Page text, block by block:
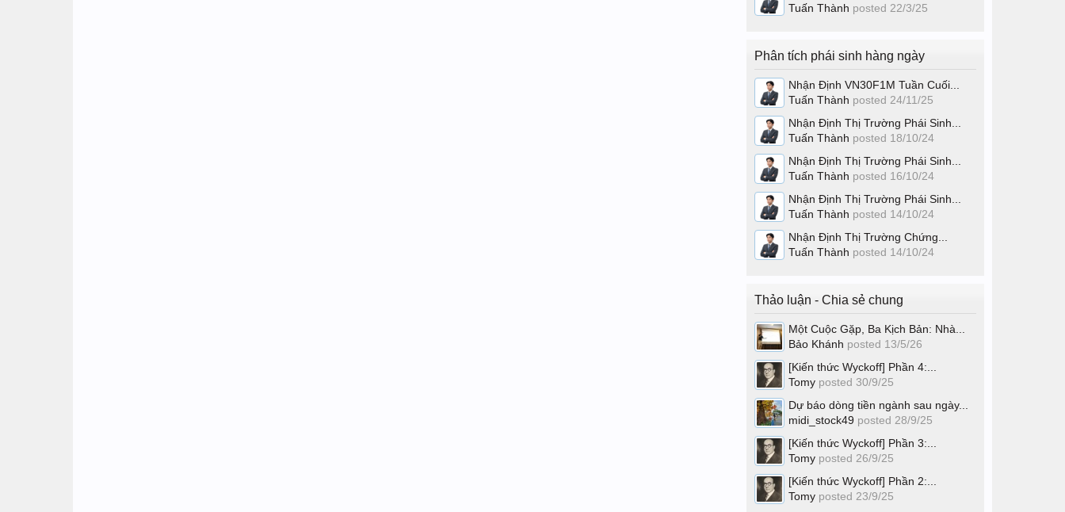
Tuấn Thành posted 22/3/25
Phân tích phái sinh hàng ngày
Nhận Định VN30F1M Tuần Cuối...
Tuấn Thành posted 24/11/25
Nhận Định Thị Trường Phái Sinh...
Tuấn Thành posted 18/10/24
Nhận Định Thị Trường Phái Sinh...
Tuấn Thành posted 16/10/24
Nhận Định Thị Trường Phái Sinh...
Tuấn Thành posted 14/10/24
Nhận Định Thị Trường Chứng...
Tuấn Thành posted 14/10/24
Thảo luận - Chia sẻ chung
Một Cuộc Gặp, Ba Kịch Bản: Nhà...
Bảo Khánh posted 13/5/26
[Kiến thức Wyckoff] Phần 4:...
Tomy posted 30/9/25
Dự báo dòng tiền ngành sau ngày...
midi_stock49 posted 28/9/25
[Kiến thức Wyckoff] Phần 3:...
Tomy posted 26/9/25
[Kiến thức Wyckoff] Phần 2:...
Tomy posted 23/9/25